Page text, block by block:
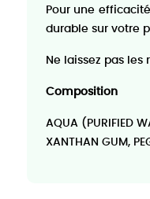
Pour une
durable sur votre
Ne laissez pas
Composition
AQUA (PURIFIED
XANTHAN GUM,